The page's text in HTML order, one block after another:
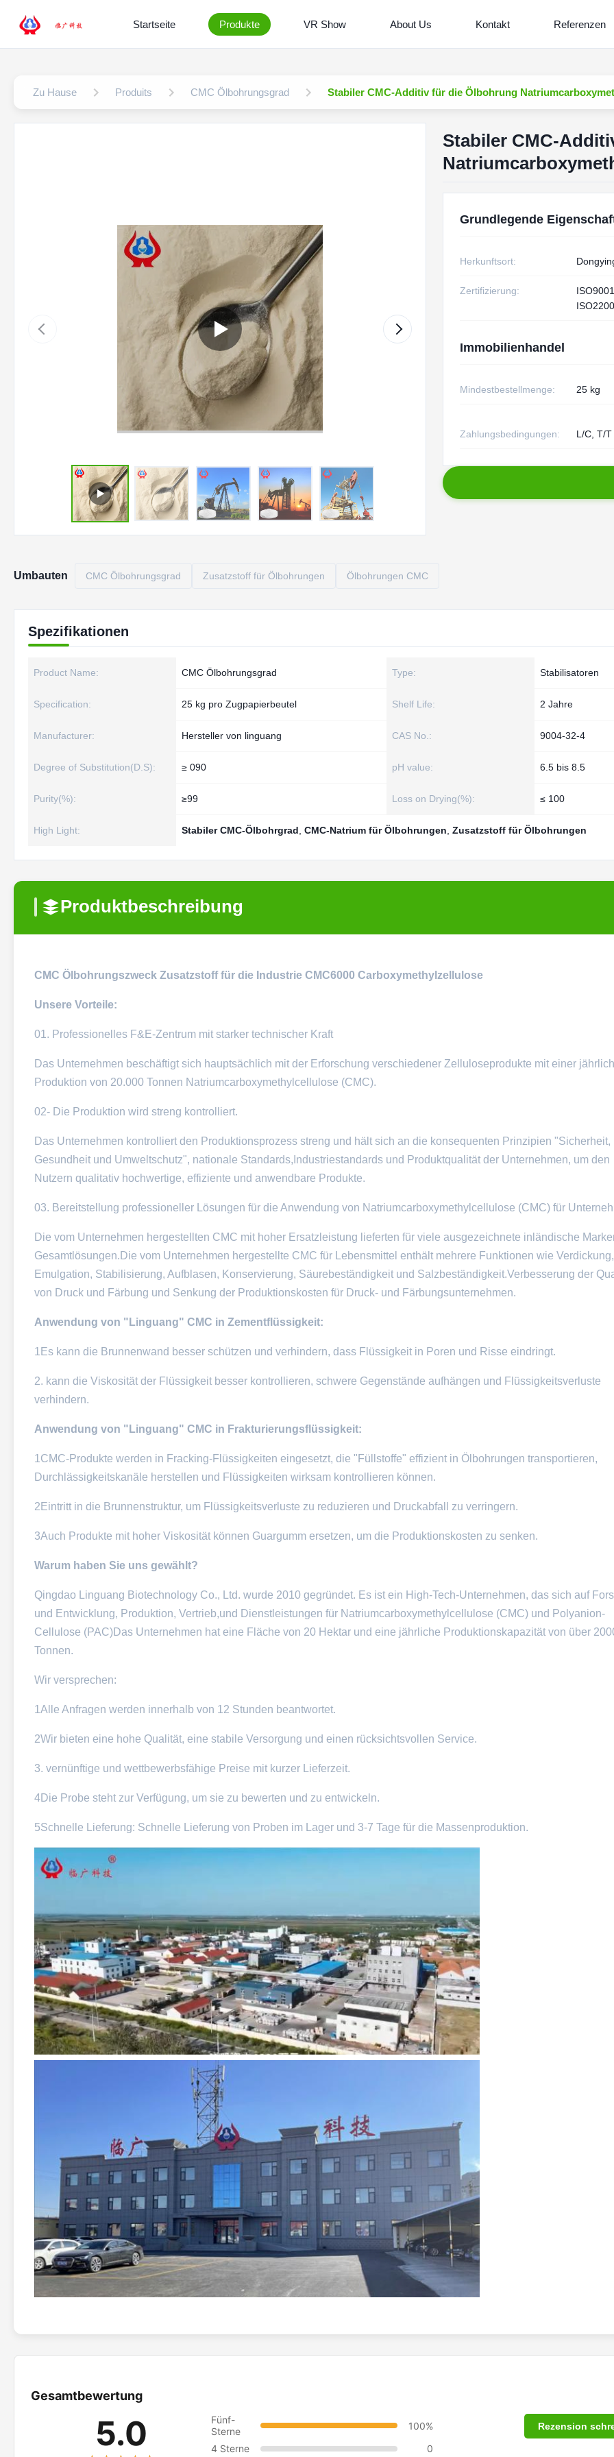
Startseite Produkte VR Show About Us Kontakt Referenzen
Zu Hause Produits CMC Ölbohrungsgrad Stabiler CMC-Additiv für die Ölbohrung
Stabiler CMC-
Grundlegende
Herkunftsort:
Zertifizierung:
Immobilienhandel
Mindestbestellmenge: 25 kg
Zahlungsbedingungen: L/C, T/T
Umbauten CMC Ölbohrungsgrad Zusatzstoff für Ölbohrungen Ölbohrungen CMC
Spezifikationen
Product Name: CMC Ölbohrungsgrad Type: Stabilisatoren
Specification: 25 kg pro Zugpapierbeutel Shelf Life: 2 Jahre
Manufacturer: Hersteller von linguang CAS No.: 9004-32-4
Degree of Substitution(D.S): ≥ 090 pH value: 6.5 bis 8.5
Purity(%): ≥99 Loss on Drying(%): ≤ 100
High Light: Stabiler CMC-Ölbohrgrad CMC-Natrium für Ölbohrungen Zusatzstoff für Ölbohrungen
Produktbeschreibung
CMC Ölbohrungszweck Zusatzstoff für die Industrie CMC6000 Carboxymethylzellulose
Unsere Vorteile:
01. Professionelles F&E-Zentrum mit starker technischer Kraft
Das Unternehmen beschäftigt sich hauptsächlich mit der Erforschung verschiedener Zelluloseprodukte mit einer
Produktion von 20.000 Tonnen Natriumcarboxymethylcellulose (CMC).
02- Die Produktion wird streng kontrolliert.
Das Unternehmen kontrolliert den Produktionsprozess streng und hält sich an die konsequenten Prinzipien "Sicherheit,
Gesundheit und Umweltschutz", nationale Standards,Industriestandards und Produktqualität der Unternehmen, um den
Nutzern qualitativ hochwertige, effiziente und anwendbare Produkte.
03. Bereitstellung professioneller Lösungen für die Anwendung von Natriumcarboxymethylcellulose (CMC) für
Die vom Unternehmen hergestellten CMC mit hoher Ersatzleistung lieferten für viele ausgezeichnete inländische
Gesamtlösungen.Die vom Unternehmen hergestellte CMC für Lebensmittel enthält mehrere Funktionen wie Verdickung,
Emulgation, Stabilisierung, Aufblasen, Konservierung, Säurebeständigkeit und Salzbeständigkeit.Verbesserung der
von Druck und Färbung und Senkung der Produktionskosten für Druck- und Färbungsunternehmen.
Anwendung von "Linguang" CMC in Zementflüssigkeit:
1Es kann die Brunnenwand besser schützen und verhindern, dass Flüssigkeit in Poren und Risse eindringt.
2. kann die Viskosität der Flüssigkeit besser kontrollieren, schwere Gegenstände aufhängen und Flüssigkeitsverluste
verhindern.
Anwendung von "Linguang" CMC in Frakturierungsflüssigkeit:
1CMC-Produkte werden in Fracking-Flüssigkeiten eingesetzt, die "Füllstoffe" effizient in Ölbohrungen transportieren,
Durchlässigkeitskanäle herstellen und Flüssigkeiten wirksam kontrollieren können.
2Eintritt in die Brunnenstruktur, um Flüssigkeitsverluste zu reduzieren und Druckabfall zu verringern.
3Auch Produkte mit hoher Viskosität können Guargumm ersetzen, um die Produktionskosten zu senken.
Warum haben Sie uns gewählt?
Qingdao Linguang Biotechnology Co., Ltd. wurde 2010 gegründet. Es ist ein High-Tech-Unternehmen, das sich auf
und Entwicklung, Produktion, Vertrieb,und Dienstleistungen für Natriumcarboxymethylcellulose (CMC) und Polyanion-
Cellulose (PAC)Das Unternehmen hat eine Fläche von 20 Hektar und eine jährliche Produktionskapazität von über
Tonnen.
Wir versprechen:
1Alle Anfragen werden innerhalb von 12 Stunden beantwortet.
2Wir bieten eine hohe Qualität, eine stabile Versorgung und einen rücksichtsvollen Service.
3. vernünftige und wettbewerbsfähige Preise mit kurzer Lieferzeit.
4Die Probe steht zur Verfügung, um sie zu bewerten und zu entwickeln.
5Schnelle Lieferung: Schnelle Lieferung von Proben im Lager und 3-7 Tage für die Massenproduktion.
Gesamtbewertung
5.0
Fünf-
Sterne
100%
4 Sterne
0
Rezension